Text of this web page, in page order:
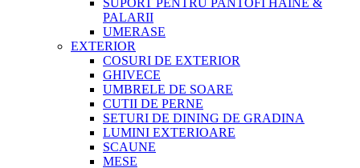
SUPORT PENTRU PANTOFI HAINE &
PALARII
UMERASE
EXTERIOR
COSURI DE EXTERIOR
GHIVECE
UMBRELE DE SOARE
CUTII DE PERNE
SETURI DE DINING DE GRADINA
LUMINI EXTERIOARE
SCAUNE
MESE